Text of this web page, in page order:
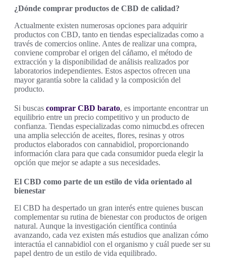
¿Dónde comprar productos de CBD de calidad?
Actualmente existen numerosas opciones para adquirir
productos con CBD, tanto en tiendas especializadas como a
través de comercios online. Antes de realizar una compra,
conviene comprobar el origen del cáñamo, el método de
extracción y la disponibilidad de análisis realizados por
laboratorios independientes. Estos aspectos ofrecen una
mayor garantía sobre la calidad y la composición del
producto.
Si buscas comprar CBD barato, es importante encontrar un
equilibrio entre un precio competitivo y un producto de
confianza. Tiendas especializadas como nimucbd.es ofrecen
una amplia selección de aceites, flores, resinas y otros
productos elaborados con cannabidiol, proporcionando
información clara para que cada consumidor pueda elegir la
opción que mejor se adapte a sus necesidades.
El CBD como parte de un estilo de vida orientado al
bienestar
El CBD ha despertado un gran interés entre quienes buscan
complementar su rutina de bienestar con productos de origen
natural. Aunque la investigación científica continúa
avanzando, cada vez existen más estudios que analizan cómo
interactúa el cannabidiol con el organismo y cuál puede ser su
papel dentro de un estilo de vida equilibrado.